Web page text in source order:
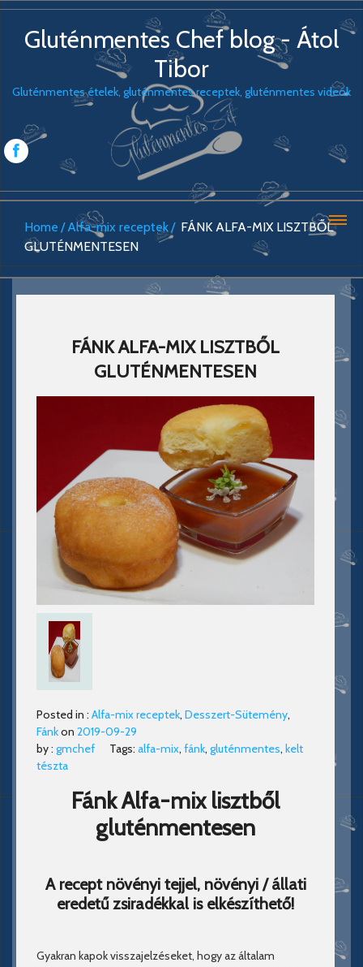
Gluténmentes Chef blog - Átol
Tibor
Gluténmentes ételek, gluténmentes receptek, gluténmentes videók
Home Alfa-mix receptek
FÁNK ALFA-MIX LISZTBŐL
GLUTÉNMENTESEN
FÁNK ALFA-MIX LISZTBŐL
GLUTÉNMENTESEN
Posted in : Alfa-mix receptek, Desszert-Sütemény,
Fánkon 2019-09-29
by : gmchef Tags: alfa-mix, fánk, gluténmentes, kelt
tészta
Fánk Alfa-mix lisztből
gluténmentesen
A recept növényi tejjel, növényi / állati
eredetű zsiradékkal is elkészíthető!
Gyakran kapok visszajelzéseket, hogy az általam